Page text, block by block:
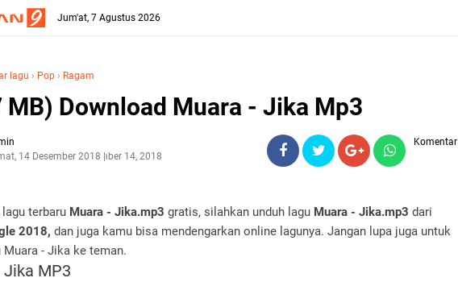
Jum'at, 7 Agustus 2026
lagu › Pop › Ragam
MB) Download Muara - Jika Mp3
14 Desember 2018Desember 14, 2018
Komentar
terbaru Muara - Jika.mp3 gratis, silahkan unduh lagu Muara - Jika.mp3 dari
2018, dan juga kamu bisa mendengarkan online lagunya. Jangan lupa juga untuk
Muara - Jika ke teman.
Jika MP3